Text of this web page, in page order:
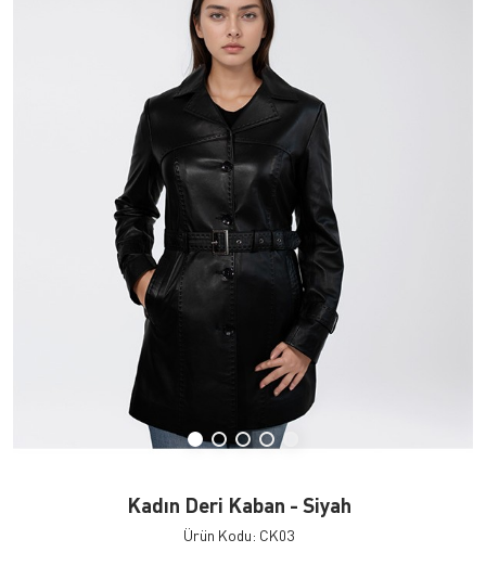
Kadın Deri Kaban - Siyah
Ürün Kodu: CK03